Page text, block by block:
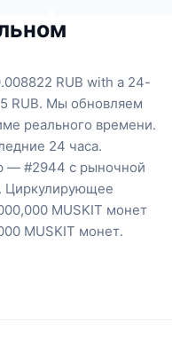
RUB with a 24-
RUB. Мы обновляем
реального времени.
24 часа.
— #2944 с рыночной
Циркулирующее
MUSKIT монет
MUSKIT монет.